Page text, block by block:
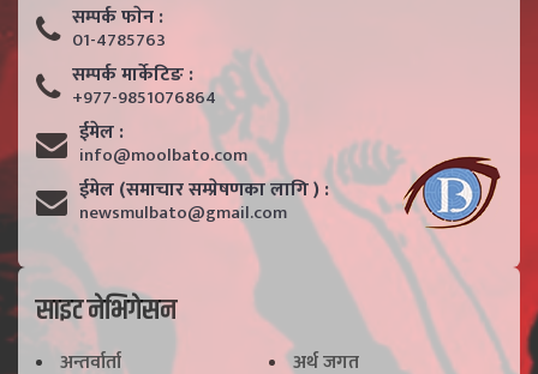
सम्पर्क फाेन :
01-4785763
सम्पर्क मार्केटिङ :
+977-9851076864
ईमेल :
info@moolbato.com
ईमेल (समाचार सम्प्रेषणका लागि ) :
newsmulbato@gmail.com
साइट नेभिगेसन
अन्तर्वार्ता
अर्थ जगत